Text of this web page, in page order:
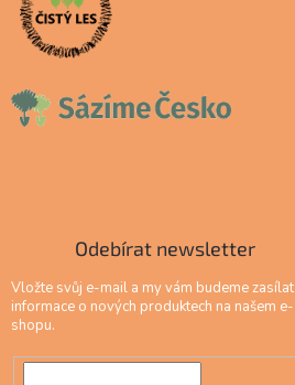
Odebírat newsletter
Vložte svůj e-mail a my vám budeme zasílat
informace o nových produktech na našem e-
shopu.